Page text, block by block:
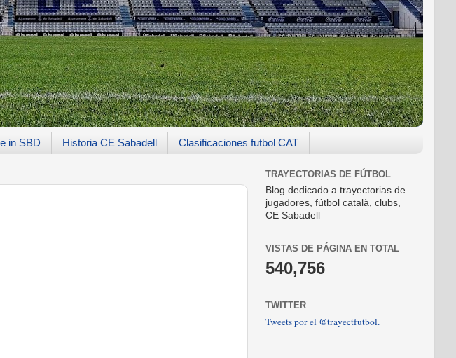
in SBD Historia CE Sabadell Clasificaciones futbol CAT
TRAYECTORIAS DE FÚTBOL
Blog dedicado a trayectorias de
jugadores, fútbol català, clubs,
CE Sabadell
VISTAS DE PÁGINA EN TOTAL
540,756
TWITTER
Tweets por el @trayectfutbol.